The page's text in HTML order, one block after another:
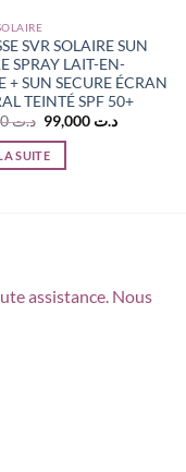
SVR SOLAIRE SUN
SPRAY LAIT-EN-
+ SUN SECURE ÉCRAN
TEINTÉ SPF 50+
د.ت120,000
Le
prix
initial
était :
د.ت 99,000
Le
SUITE
assistance. Nous